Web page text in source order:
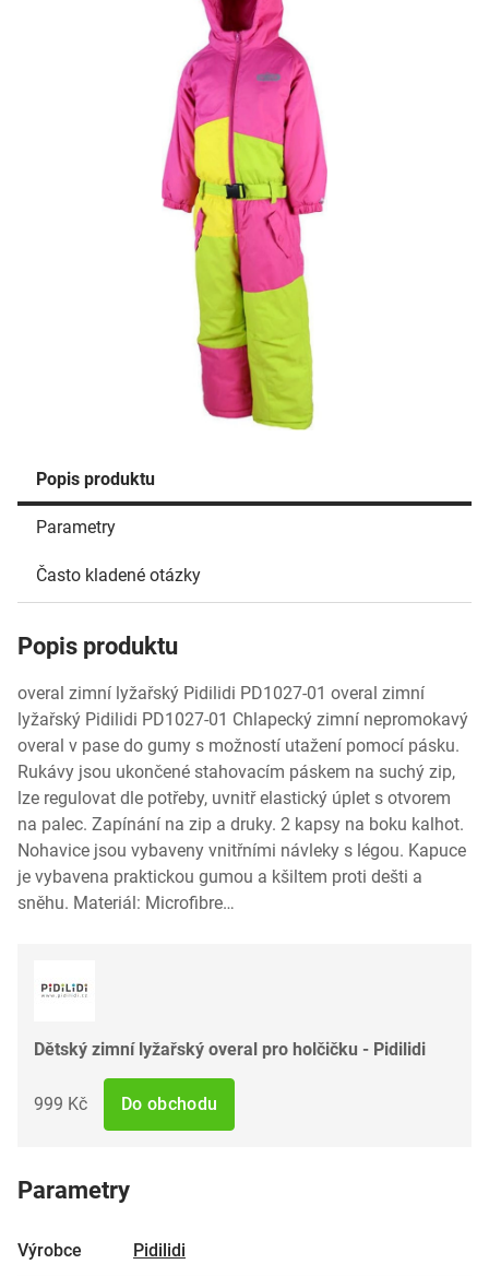
Popis produktu
Parametry
Často kladené otázky
Popis produktu
overal zimní lyžařský Pidilidi PD1027-01 overal zimní
lyžařský Pidilidi PD1027-01 Chlapecký zimní nepromokavý
overal v pase do gumy s možností utažení pomocí pásku.
Rukávy jsou ukončené stahovacím páskem na suchý zip,
lze regulovat dle potřeby, uvnitř elastický úplet s otvorem
na palec. Zapínání na zip a druky. 2 kapsy na boku kalhot.
Nohavice jsou vybaveny vnitřními návleky s légou. Kapuce
je vybavena praktickou gumou a kšiltem proti dešti a
sněhu. Materiál: Microfibre…
Dětský zimní lyžařský overal pro holčičku - Pidilidi
999 Kč Do obchodu
Parametry
Výrobce Pidilidi